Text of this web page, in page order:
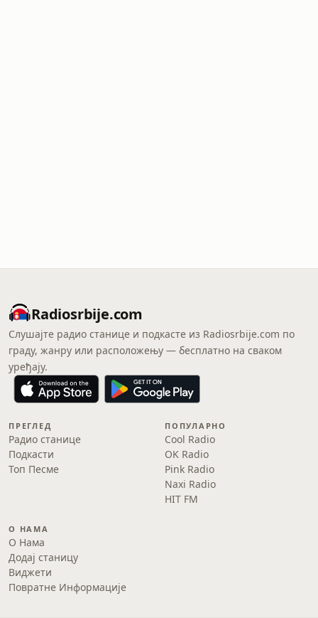
Radiosrbije.com
Слушајте радио станице и подкасте из Radiosrbije.com по
граду, жанру или расположењу — бесплатно на сваком
уређају.
ПРЕГЛЕД
Радио станице
Подкасти
Топ Песме
ПОПУЛАРНО
Cool Radio
OK Radio
Pink Radio
Naxi Radio
HIT FM
О НАМА
О Нама
Додај станицу
Виджети
Повратне Информације